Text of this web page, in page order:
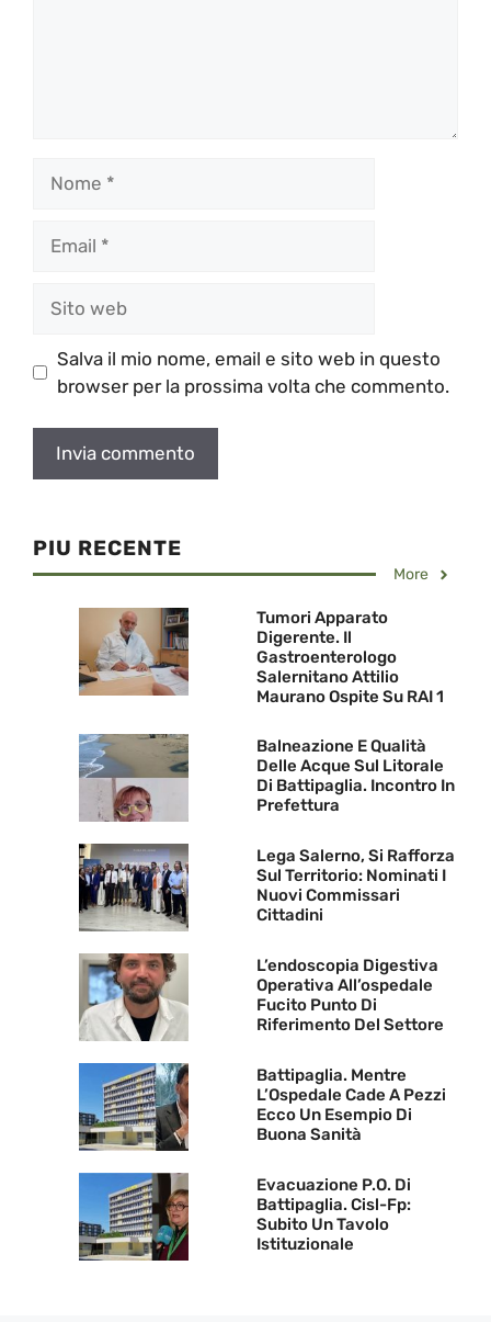
web
Salva il mio nome, email e sito web in questo
browser per la prossima volta che commento.
PIU RECENTE
More
Tumori Apparato
Digerente. Il
Gastroenterologo
Salernitano Attilio
Maurano Ospite Su RAI 1
Balneazione E Qualità
Delle Acque Sul Litorale
Di Battipaglia. Incontro In
Prefettura
Lega Salerno, Si Rafforza
Sul Territorio: Nominati I
Nuovi Commissari
Cittadini
L’endoscopia Digestiva
Operativa All’ospedale
Fucito Punto Di
Riferimento Del Settore
Battipaglia. Mentre
L’Ospedale Cade A Pezzi
Ecco Un Esempio Di
Buona Sanità
Evacuazione P.O. Di
Battipaglia. Cisl-Fp:
Subito Un Tavolo
Istituzionale